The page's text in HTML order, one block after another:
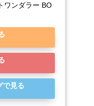
ワンダラー BO
で見る